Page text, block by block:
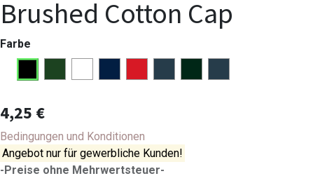
Brushed Cotton Cap
Farbe
4,25 €
Bedingungen und Konditionen
Angebot nur für gewerbliche Kunden!
-Preise ohne Mehrwertsteuer-